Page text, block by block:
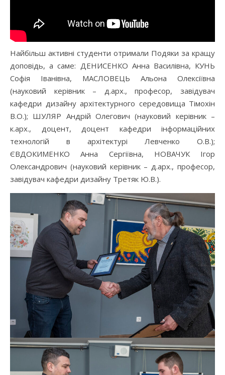
Найбільш активні студенти отримали Подяки за кращу
доповідь, а саме: ДЕНИСЕНКО Анна Василівна, КУНЬ
Софія Іванівна, МАСЛОВЕЦЬ Альона Олексіївна
(науковий керівник – д.арх., професор, завідувач
кафедри дизайну архітектурного середовища Тімохін
В.О.); ШУЛЯР Андрій Олегович (науковий керівник –
к.арх., доцент, доцент кафедри інформаційних
технологій в архітектурі Левченко О.В.);
ЄВДОКИМЕНКО Анна Сергіївна, НОВАЧУК Ігор
Олександрович (науковий керівник – д.арх., професор,
завідувач кафедри дизайну Третяк Ю.В.).